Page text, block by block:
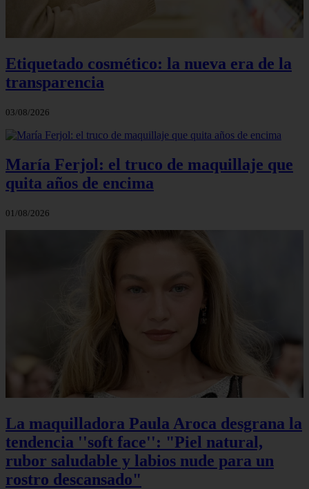
Etiquetado cosmético: la nueva era de la
transparencia
03/08/2026
María Ferjol: el truco de maquillaje que
quita años de encima
01/08/2026
La maquilladora Paula Aroca desgrana la
tendencia ''soft face'': "Piel natural,
rubor saludable y labios nude para un
rostro descansado"